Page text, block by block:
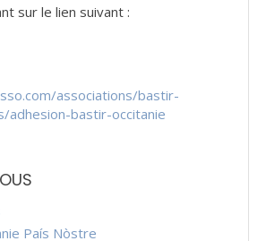
sur le lien suivant :
associations/bastir-
adhesion-bastir-occitanie
País Nòstre